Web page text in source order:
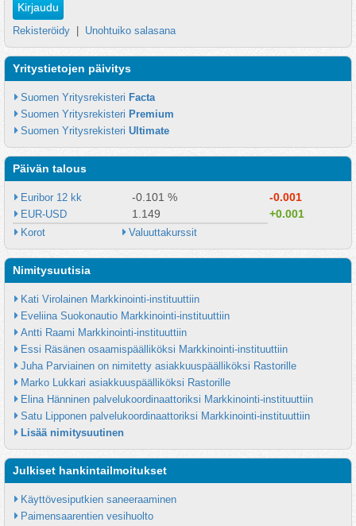
Rekisteröidy Unohtuiko salasana
Yritystietojen päivitys
Suomen Yritysrekisteri Facta
Suomen Yritysrekisteri Premium
Suomen Yritysrekisteri Ultimate
Päivän talous
Euribor 12 kk -0.101 % -0.001
EUR-USD 1.149 +0.001
Korot Valuuttakurssit
Nimitysuutisia
Kati Virolainen Markkinointi-instituuttiin
Eveliina Suokonautio Markkinointi-instituuttiin
Antti Raami Markkinointi-instituuttiin
Essi Räsänen osaamispäälliköksi Markkinointi-instituuttiin
Juha Parviainen on nimitetty asiakkuuspäälliköksi Rastorille
Marko Lukkari asiakkuuspäälliköksi Rastorille
Elina Hänninen palvelukoordinaattoriksi Markkinointi-instituuttiin
Satu Lipponen palvelukoordinaattoriksi Markkinointi-instituuttiin
Lisää nimitysuutinen
Julkiset hankintailmoitukset
Käyttövesiputkien saneeraaminen
Paimensaarentien vesihuolto